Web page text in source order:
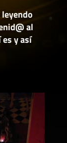
al
y así